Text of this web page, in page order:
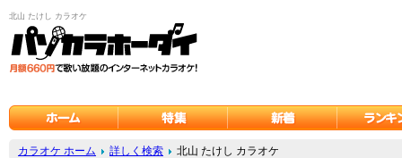
北山 たけし カラオケ
カラオケ ホーム 詳しく検索 北山 たけし カラオケ